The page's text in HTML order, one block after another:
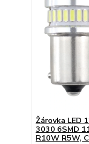
Žárovka LED
3030 6SMD
R10W R5W,